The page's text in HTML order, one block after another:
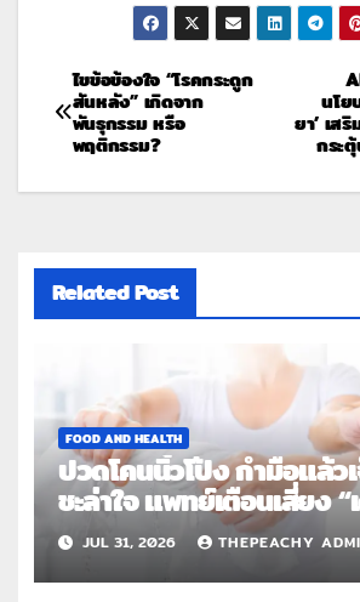
นโย
ยา’ เส
กระ
ไขข้อข้องใจ “โรคกระดูก
สันหลัง” เกิดจาก
พันธุกรรม หรือ
พฤติกรรม?
Related Post
FOOD AND HEALTH
ปวดโคนนิ้วโป้ง กำมือแล้ว
ชะล่าใจ แพทย์เตือนเสี่ยง
โรคปลอกหุ้มเอ็นอักเสบจา
ซ้ำJUL 31, 2026 THEPEACHY